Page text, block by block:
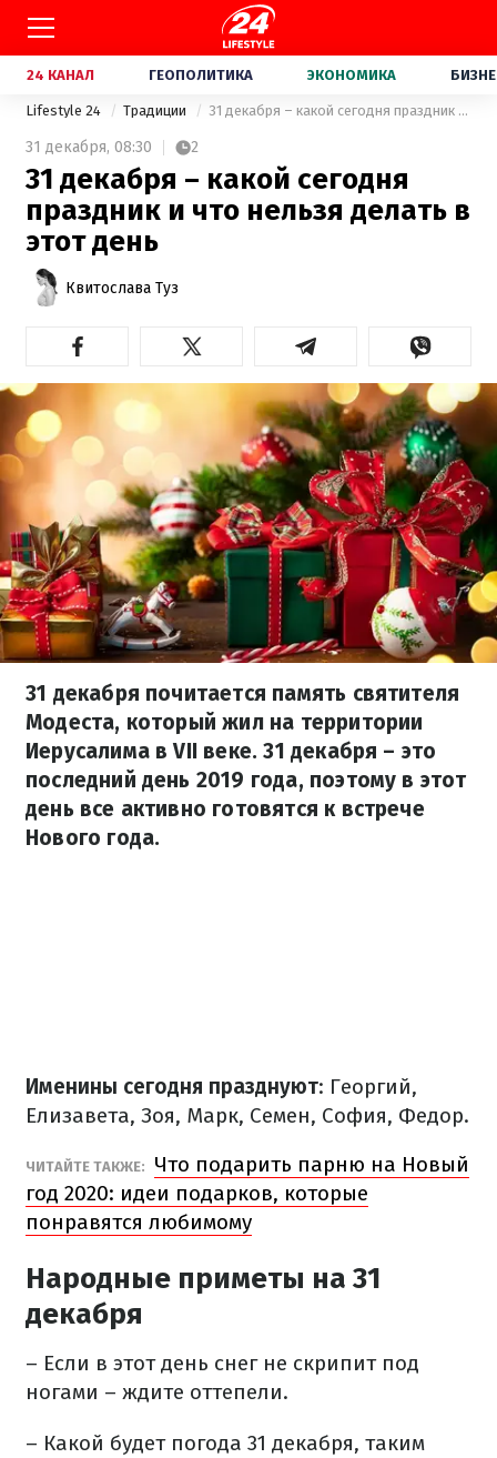
24 КАНАЛ ГЕОПОЛИТИКА ЭКОНОМИКА
Lifestyle 24 Традиции 31 декабря – какой сегодня праздник и что нельзя делать в этот день
31 декабря, 08:30 2
31 декабря – какой сегодня
праздник и что нельзя делать в
этот день
Квитослава Туз
31 декабря почитается память святителя
Модеста, который жил на территории
Иерусалима в VII веке. 31 декабря – это
последний день 2019 года, поэтому в этот
день все активно готовятся к встрече
Нового года.
Именины сегодня празднуют: Георгий,
Елизавета, Зоя, Марк, Семен, София, Федор.
ЧИТАЙТЕ ТАКЖЕ:
Что подарить парню на Новый
год 2020: идеи подарков, которые
понравятся любимому
Народные приметы на 31
декабря
– Если в этот день снег не скрипит под
ногами – ждите оттепели.
– Какой будет погода 31 декабря, таким